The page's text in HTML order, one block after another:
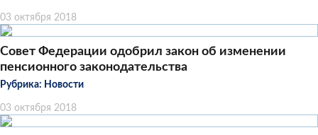
03 октября 2018
Совет Федерации одобрил закон об изменении
пенсионного законодательства
Рубрика: Новости
03 октября 2018